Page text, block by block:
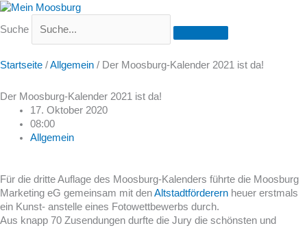
Suche
Startseite /Allgemein / Der Moosburg-Kalender 2021 ist da!
Der Moosburg-Kalender 2021 ist da!
17. Oktober 2020
08:00
Allgemein
Für die dritte Auflage des Moosburg-Kalenders führte die Moosburg
Marketing eG gemeinsam mit denAltstadtförderern heuer erstmals
ein Kunst- anstelle eines Fotowettbewerbs durch.
Aus knapp 70 Zusendungen durfte die Jury die schönsten und